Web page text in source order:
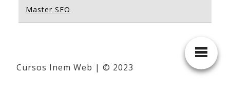
Master SEO
Cursos Inem Web | © 2023